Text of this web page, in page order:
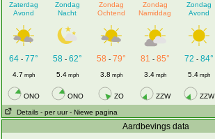
Zaterdag
Avond
Zondag
Nacht
Zondag
Ochtend
Zondag
Namiddag
Zondag
Avond
64 - 77° 58- 62° 58 - 79° 81 - 85° 72 - 84°
4.7 mph 5.4mph 3.8 mph 3.4mph 5.4mph
ONO ONO ZO ZZW ZZW
Details - per uur - Niewe pagina
Aardbevings data